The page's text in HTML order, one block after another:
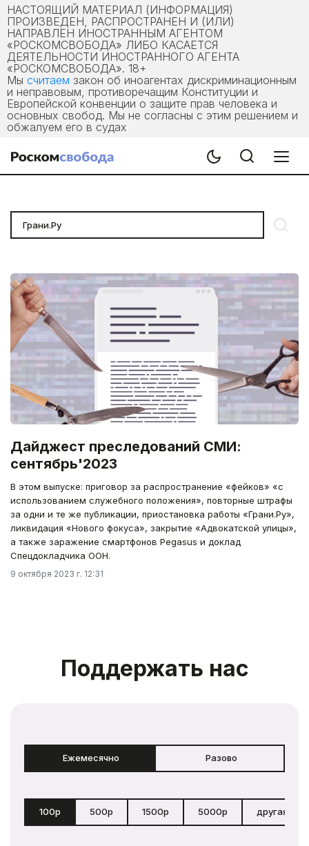
НАСТОЯЩИЙ МАТЕРИАЛ (ИНФОРМАЦИЯ)
ПРОИЗВЕДЕН, РАСПРОСТРАНЕН И (ИЛИ)
НАПРАВЛЕН ИНОСТРАННЫМ АГЕНТОМ
«РОСКОМСВОБОДА» ЛИБО КАСАЕТСЯ
ДЕЯТЕЛЬНОСТИ ИНОСТРАННОГО АГЕНТА
«РОСКОМСВОБОДА». 18+
Мы считаем закон об иноагентах дискриминационным
и неправовым, противоречащим Конституции и
Европейской конвенции о защите прав человека и
основных свобод. Мы не согласны с этим решением и
обжалуем его в судах
Дайджест преследований СМИ:
сентябрь'2023
В этом выпуске: приговор за распространение «фейков» «с
использованием служебного положения», повторные штрафы
за одни и те же публикации, приостановка работы «Грани.Ру»,
ликвидация «Нового фокуса», закрытие «Адвокатской улицы»,
а также заражение смартфонов Pegasus и доклад
Спецдокладчика ООН.
9 октября 2023 г. 12:31
Поддержать нас
Ежемесячно Разово
100р 500р 1500р 5000р другая